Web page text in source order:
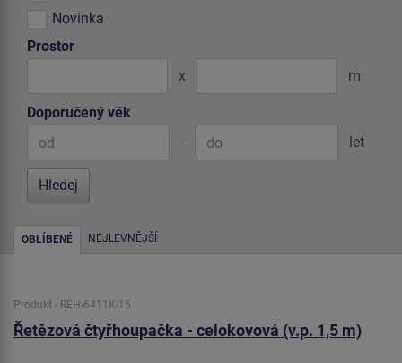
Novinka
Prostor
x
m
Doporučený věk
-
let
OBLÍBENÉ NEJLEVNĚJŠÍ
Produkt - REH-6411K-15
Řetězová čtyřhoupačka - celokovová (v.p. 1,5 m)